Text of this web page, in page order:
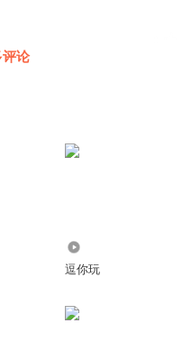
评论
逗你玩